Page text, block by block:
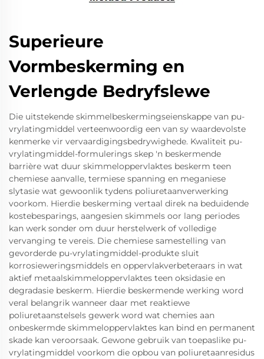
Superieure
Vormbeskerming en
Verlengde Bedryfslewe
Die uitstekende skimmelbeskermingseienskappe van pu-
vrylatingmiddel verteenwoordig een van sy waardevolste
kenmerke vir vervaardigingsbedrywighede. Kwaliteit pu-
vrylatingmiddel-formulerings skep 'n beskermende
barrière wat duur skimmeloppervlaktes beskerm teen
chemiese aanvalle, termiese spanning en meganiese
slytasie wat gewoonlik tydens poliuretaanverwerking
voorkom. Hierdie beskerming vertaal direk na beduidende
kostebesparings, aangesien skimmels oor lang periodes
kan werk sonder om duur herstelwerk of volledige
vervanging te vereis. Die chemiese samestelling van
gevorderde pu-vrylatingmiddel-produkte sluit
korrosieweringsmiddels en oppervlakverbeteraars in wat
aktief metaalskimmeloppervlaktes teen oksidasie en
degradasie beskerm. Hierdie beskermende werking word
veral belangrik wanneer daar met reaktiewe
poliuretaanstelsels gewerk word wat chemies aan
onbeskermde skimmeloppervlaktes kan bind en permanent
skade kan veroorsaak. Gewone gebruik van toepaslike pu-
vrylatingmiddel voorkom die opbou van poliuretaanresidus